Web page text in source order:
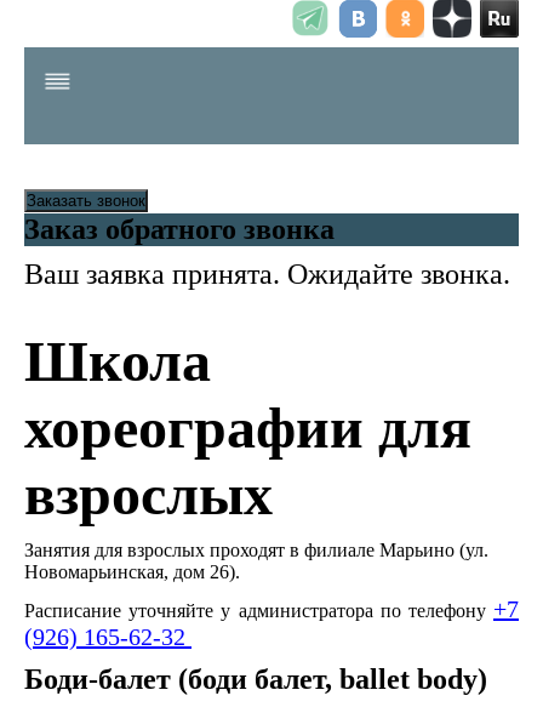
Заказать звонок
Заказ обратного звонка
Ваш заявка принята. Ожидайте звонка.
Школа
хореографии для
взрослых
Занятия для взрослых проходят в филиале Марьино (ул.
Новомарьинская, дом 26).
Расписание уточняйте у администратора по телефону +7
(926) 165-62-32
Боди-балет (боди балет, ballet body)